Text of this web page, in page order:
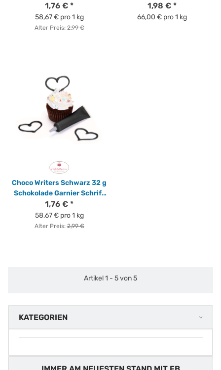
von Cake Masters
1,76 € *
58,67 € pro 1 kg
Alter Preis:2,99 €
von Cake Masters
1,98 € *
66,00 € pro 1 kg
Choco Writers Schwarz 32 g
Schokolade Garnier Schrift
von Cake Masters
1,76 € *
58,67 € pro 1 kg
Alter Preis:2,99 €
Artikel 1 - 5 von 5
KATEGORIEN